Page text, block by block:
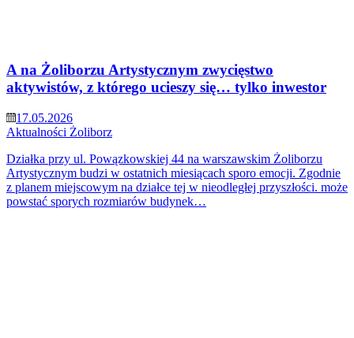
A na Żoliborzu Artystycznym zwycięstwo
aktywistów, z którego ucieszy się… tylko inwestor
17.05.2026
Aktualności Żoliborz
Działka przy ul. Powązkowskiej 44 na warszawskim Żoliborzu
Artystycznym budzi w ostatnich miesiącach sporo emocji. Zgodnie
z planem miejscowym na działce tej w nieodległej przyszłości. może
powstać sporych rozmiarów budynek…